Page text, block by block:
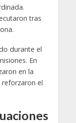
tras
durante el
En
en la
el